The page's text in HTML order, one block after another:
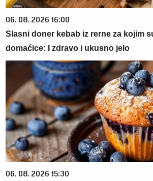
06. 08. 2026 16:00
Slasni doner kebab iz rerne za kojim
domaćice: I zdravo i ukusno jelo
06. 08. 2026 15:30